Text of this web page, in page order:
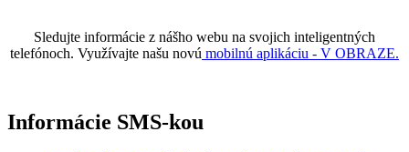
Sledujte informácie z nášho webu na svojich inteligentných
telefónoch. Využívajte našu novú mobilnú aplikáciu - V OBRAZE.
Informácie SMS-kou